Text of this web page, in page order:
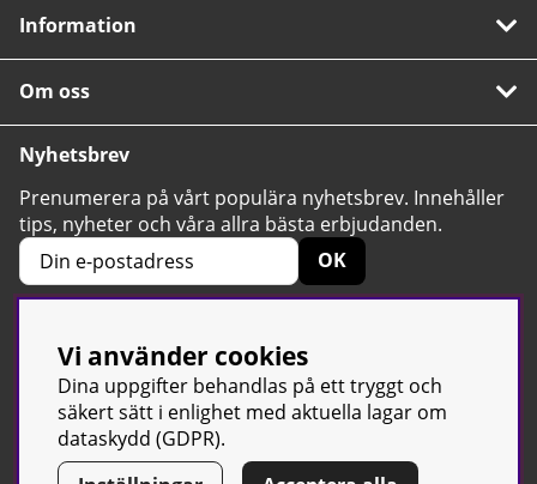
Information
Om oss
Nyhetsbrev
Prenumerera på vårt populära nyhetsbrev. Innehåller
tips, nyheter och våra allra bästa erbjudanden.
OK
4.6 Baserat på 2424 betyg
Vi använder cookies
Dina uppgifter behandlas på ett tryggt och
säkert sätt i enlighet med aktuella lagar om
dataskydd (GDPR).